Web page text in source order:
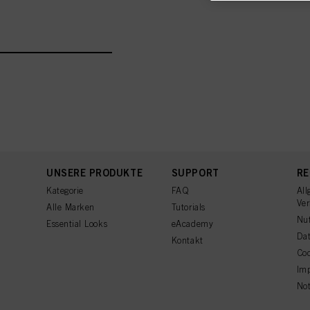
UNSERE PRODUKTE
Kategorie
Alle Marken
Essential Looks
SUPPORT
FAQ
Tutorials
eAcademy
Kontakt